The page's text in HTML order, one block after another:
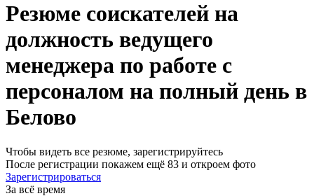
Резюме соискателей на
должность ведущего
менеджера по работе с
персоналом на полный день в
Белово
Чтобы видеть все резюме, зарегистрируйтесь
После регистрации покажем ещё 83 и откроем фото
Зарегистрироваться
За всё время